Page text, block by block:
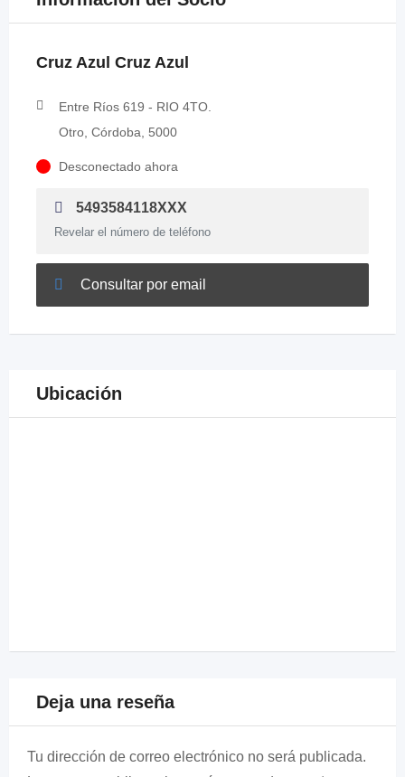
Cruz Azul Cruz Azul
Entre Ríos 619 - RIO 4TO.
Otro, Córdoba, 5000
Desconectado ahora
5493584118XXX
Revelar el número de teléfono
Consultar por email
Ubicación
Deja una reseña
Tu dirección de correo electrónico no será publicada.